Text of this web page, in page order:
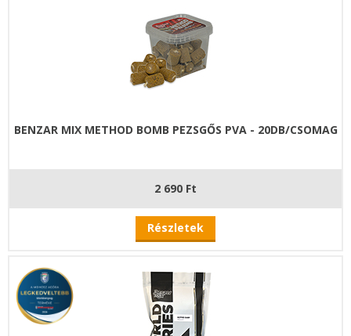
BENZAR MIX METHOD BOMB PEZSGŐS PVA - 20DB/CSOMAG
2 690 Ft
Részletek